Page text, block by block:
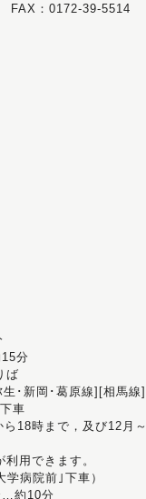
FAX：0172-39-5514
分
ば
･新岡･葛原線][相馬線
車
18時まで，及び12月
利用できます。
学病院前｣下車）
…約10分